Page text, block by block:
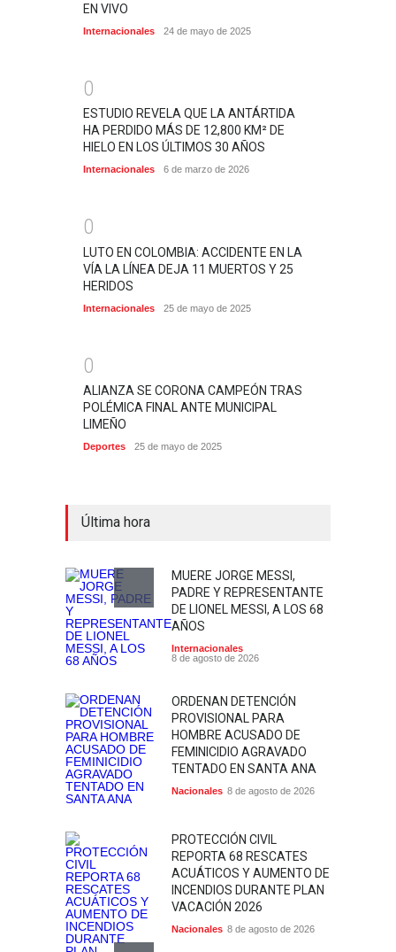
EN VIVO
Internacionales 24 de mayo de 2025
0
ESTUDIO REVELA QUE LA ANTÁRTIDA
HA PERDIDO MÁS DE 12,800 KM² DE
HIELO EN LOS ÚLTIMOS 30 AÑOS
Internacionales 6 de marzo de 2026
0
LUTO EN COLOMBIA: ACCIDENTE EN LA
VÍA LA LÍNEA DEJA 11 MUERTOS Y 25
HERIDOS
Internacionales 25 de mayo de 2025
0
ALIANZA SE CORONA CAMPEÓN TRAS
POLÉMICA FINAL ANTE MUNICIPAL
LIMEÑO
Deportes 25 de mayo de 2025
Última hora
MUERE JORGE MESSI,
PADRE Y REPRESENTANTE
DE LIONEL MESSI, A LOS 68
AÑOS
Internacionales
8 de agosto de 2026
ORDENAN DETENCIÓN
PROVISIONAL PARA
HOMBRE ACUSADO DE
FEMINICIDIO AGRAVADO
TENTADO EN SANTA ANA
Nacionales 8 de agosto de 2026
PROTECCIÓN CIVIL
REPORTA 68 RESCATES
ACUÁTICOS Y AUMENTO DE
INCENDIOS DURANTE PLAN
VACACIÓN 2026
Nacionales 8 de agosto de 2026